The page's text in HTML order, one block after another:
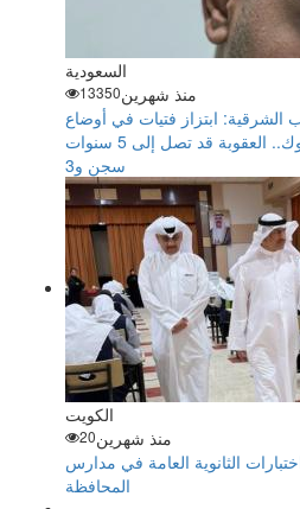
السعودية
منذ شهرين13350
الشرقية: ابتزاز فتيات في أوضاع
مخلة وغضب واسع على فيسبوك.. العقوبة قد تصل إلى 5 سنوات
سجن و3
الكويت
منذ شهرين20
الثانوية العامة في مدارس
المحافظة